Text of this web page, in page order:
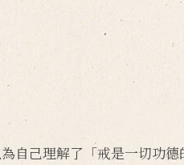
自己理解了「戒是一切功